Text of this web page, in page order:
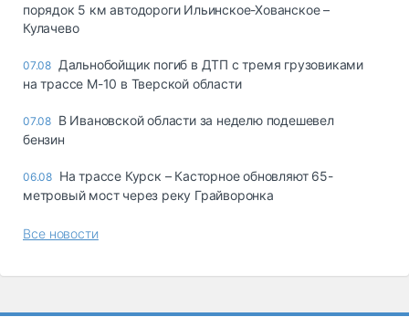
порядок 5 км автодороги Ильинское-Хованское –
Кулачево
07.08 Дальнобойщик погиб в ДТП с тремя грузовиками
на трассе М-10 в Тверской области
07.08 В Ивановской области за неделю подешевел
бензин
06.08 На трассе Курск – Касторное обновляют 65-
метровый мост через реку Грайворонка
Все новости